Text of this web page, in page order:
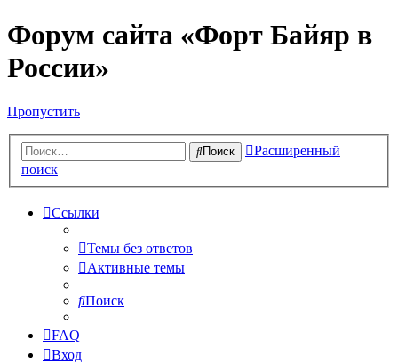
Форум сайта «Форт Байяр в
России»
Пропустить
Поиск
Расширенный
поиск
Ссылки
Темы без ответов
Активные темы
Поиск
FAQ
Вход